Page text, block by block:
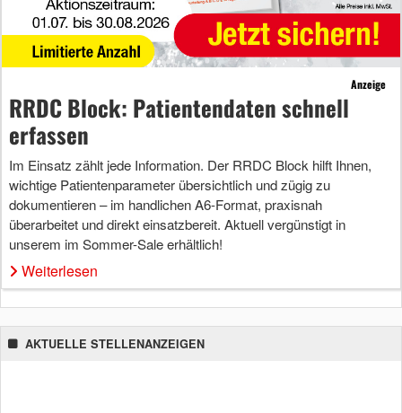
Anzeige
RRDC Block: Patientendaten schnell
erfassen
Im Einsatz zählt jede Information. Der RRDC Block hilft Ihnen,
wichtige Patientenparameter übersichtlich und zügig zu
dokumentieren – im handlichen A6-Format, praxisnah
überarbeitet und direkt einsatzbereit. Aktuell vergünstigt in
unserem im Sommer-Sale erhältlich!
Weiterlesen
AKTUELLE STELLENANZEIGEN